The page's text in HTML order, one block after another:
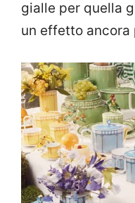
gialle per quella
un effetto ancora